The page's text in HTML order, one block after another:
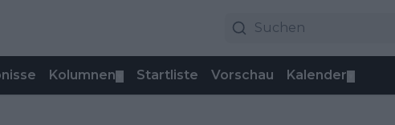
Kolumnen Startliste Vorschau Kalender